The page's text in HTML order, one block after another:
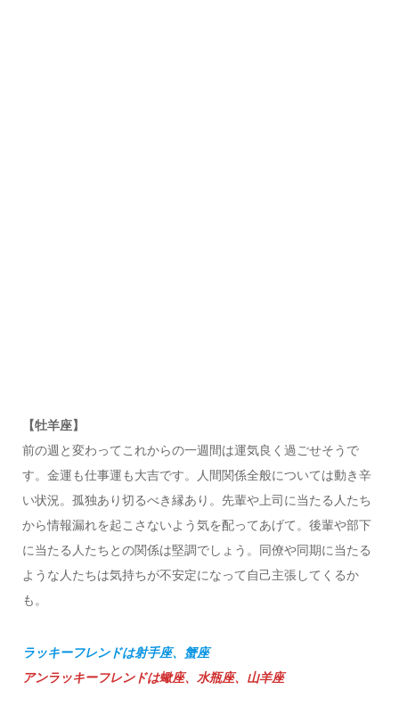
【牡羊座】
前の週と変わってこれからの一週間は運気良く過ごせそうで
す。金運も仕事運も大吉です。人間関係全般については動き辛
い状況。孤独あり切るべき縁あり。先輩や上司に当たる人たち
から情報漏れを起こさないよう気を配ってあげて。後輩や部下
に当たる人たちとの関係は堅調でしょう。同僚や同期に当たる
ような人たちは気持ちが不安定になって自己主張してくるか
も。
ラッキーフレンドは射手座、蟹座
アンラッキーフレンドは蠍座、水瓶座、山羊座